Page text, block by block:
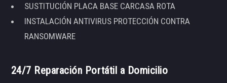
SUSTITUCIÓN PLACA BASE CARCASA ROTA
INSTALACIÓN ANTIVIRUS PROTECCIÓN CONTRA
RANSOMWARE
24/7 Reparación Portátil a Domicilio